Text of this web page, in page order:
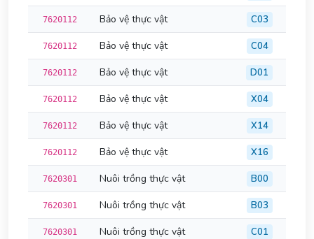
7620112 Bảo vệ thực vật C03
7620112 Bảo vệ thực vật C04
7620112 Bảo vệ thực vật D01
7620112 Bảo vệ thực vật X04
7620112 Bảo vệ thực vật X14
7620112 Bảo vệ thực vật X16
7620301 Nuôi trồng thực vật B00
7620301 Nuôi trồng thực vật B03
7620301 Nuôi trồng thực vật C01